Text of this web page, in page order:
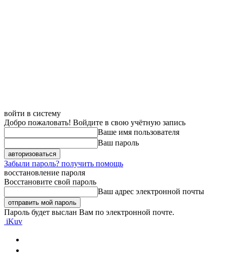
войти в систему
Добро пожаловать! Войдите в свою учётную запись
Ваше имя пользователя
Ваш пароль
Забыли пароль? получить помощь
восстановление пароля
Восстановите свой пароль
Ваш адрес электронной почты
Пароль будет выслан Вам по электронной почте.
iKuv